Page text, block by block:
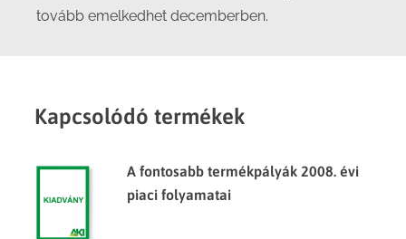
tovább emelkedhet decemberben.
Kapcsolódó termékek
A fontosabb termékpályák 2008. évi
piaci folyamatai